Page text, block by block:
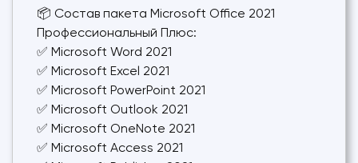
📦 Состав пакета Microsoft Office 2021
Профессиональный Плюс:
✅ Microsoft Word 2021
✅ Microsoft Excel 2021
✅ Microsoft PowerPoint 2021
✅ Microsoft Outlook 2021
✅ Microsoft OneNote 2021
✅ Microsoft Access 2021